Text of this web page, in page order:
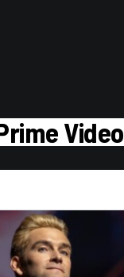
Video